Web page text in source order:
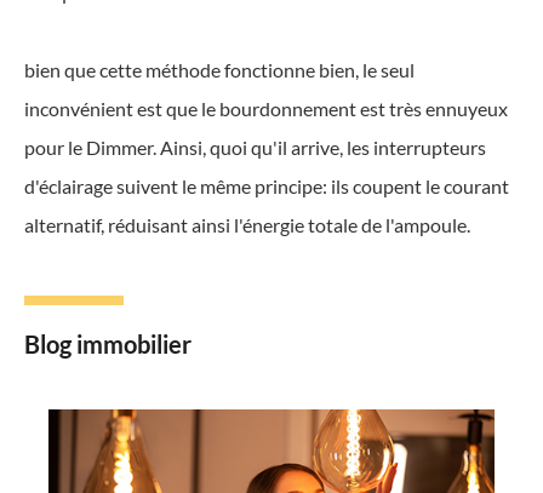
bien que cette méthode fonctionne bien, le seul
inconvénient est que le bourdonnement est très ennuyeux
pour le Dimmer. Ainsi, quoi qu'il arrive, les interrupteurs
d'éclairage suivent le même principe: ils coupent le courant
alternatif, réduisant ainsi l'énergie totale de l'ampoule.
Blog immobilier